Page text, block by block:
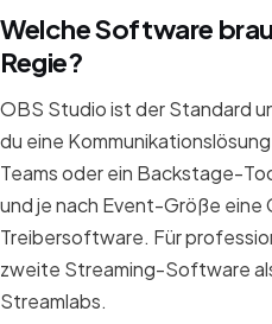
Welche Software
Regie?
OBS Studio ist der Standard
du eine
Teams oder ein Backstage-
und je nach Event-Größe
Treibersoftware. Für
zweite Streaming-Software
Streamlabs.